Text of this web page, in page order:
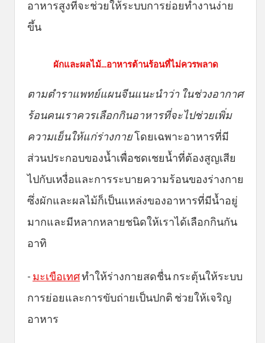
อาหารสูงที่จะช่วยให้ระบบการย่อยทำงานง่าย
ขึ้น
ผักและผลไม้...อาหารต้านร้อนที่ไม่ควรพลาด
ตามตำราแพทย์แผนจีนแนะนำว่า ในช่วงอากาศ
ร้อนคนเราควรเลือกกินอาหารที่จะไปช่วยเพิ่ม
ความเย็นให้แก่ร่างกายโดยเฉพาะอาหารที่มี
ส่วนประกอบของน้ำเพื่อชดเชยน้ำที่ต้องสูญเสีย
ไปกับเหงื่อและการระบายความร้อนของร่างกาย
ซึ่งผักและผลไม้ก็เป็นแหล่งของอาหารที่มีน้ำอยู่
มากและมีหลากหลายชนิดให้เราได้เลือกกินกัน
อาทิ
- มะเขือเทศทำให้ร่างกายสดชื่น กระตุ้นให้ระบบ
การย่อยและการขับถ่ายเป็นปกติ ช่วยให้เจริญ
อาหาร